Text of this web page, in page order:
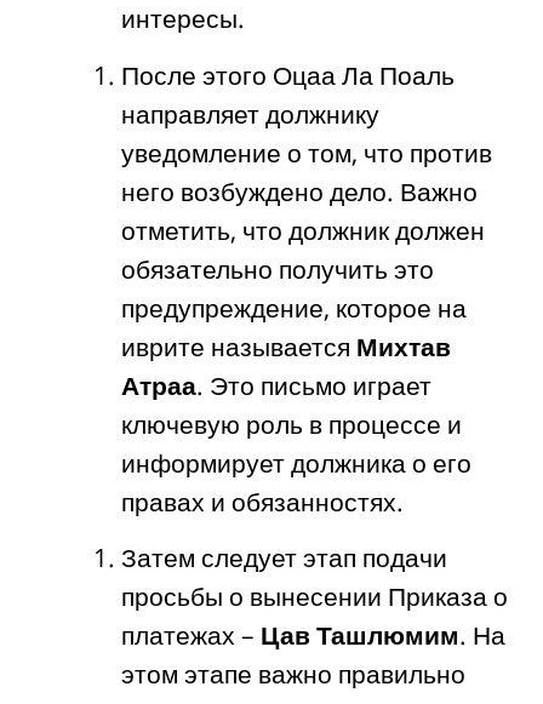
интересы.
После этого Оцаа Ла Поаль
направляет должнику
уведомление о том, что против
него возбуждено дело. Важно
отметить, что должник должен
обязательно получить это
предупреждение, которое на
иврите называется Михтав
Атраа. Это письмо играет
ключевую роль в процессе и
информирует должника о его
правах и обязанностях.
Затем следует этап подачи
просьбы о вынесении Приказа о
платежах – Цав Ташлюмим. На
этом этапе важно правильно